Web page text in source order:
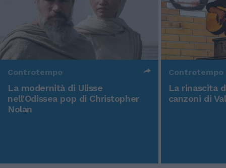
Controtempo
La modernità di Ulisse
nell'Odissea pop di Christopher
Nolan
Controtempo
La rinascita
canzoni di